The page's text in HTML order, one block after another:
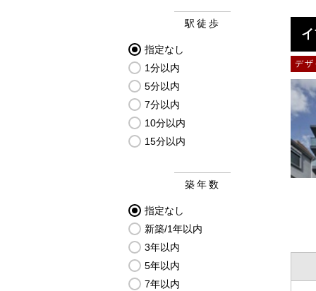
デ
駅徒歩
指定なし
1分以内
5分以内
7分以内
10分以内
15分以内
築年数
指定なし
新築/1年以内
3年以内
5年以内
7年以内